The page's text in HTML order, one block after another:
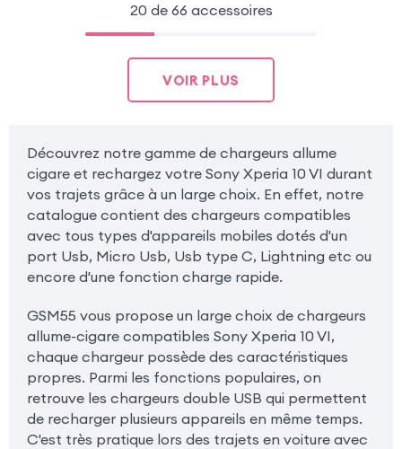
20 de 66 accessoires
VOIR PLUS
Découvrez notre gamme de chargeurs allume
cigare et rechargez votre Sony Xperia 10 VI durant
vos trajets grâce à un large choix. En effet, notre
catalogue contient des chargeurs compatibles
avec tous types d'appareils mobiles dotés d'un
port Usb, Micro Usb, Usb type C, Lightning etc ou
encore d'une fonction charge rapide.
GSM55 vous propose un large choix de chargeurs
allume-cigare compatibles Sony Xperia 10 VI,
chaque chargeur possède des caractéristiques
propres. Parmi les fonctions populaires, on
retrouve les chargeurs double USB qui permettent
de recharger plusieurs appareils en même temps.
C'est très pratique lors des trajets en voiture avec